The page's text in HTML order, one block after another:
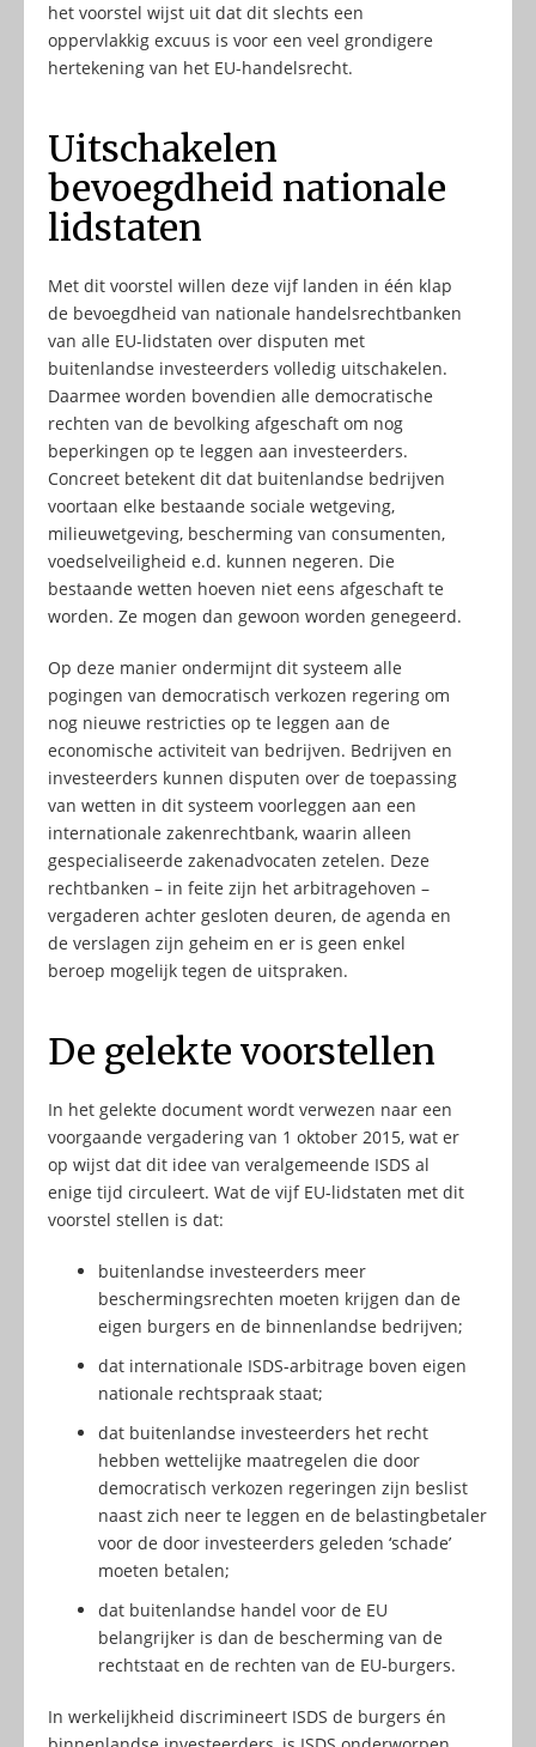
het voorstel wijst uit dat dit slechts een
oppervlakkig excuus is voor een veel grondigere
hertekening van het EU-handelsrecht.
Uitschakelen
bevoegdheid nationale
lidstaten
Met dit voorstel willen deze vijf landen in één klap
de bevoegdheid van nationale handelsrechtbanken
van alle EU-lidstaten over disputen met
buitenlandse investeerders volledig uitschakelen.
Daarmee worden bovendien alle democratische
rechten van de bevolking afgeschaft om nog
beperkingen op te leggen aan investeerders.
Concreet betekent dit dat buitenlandse bedrijven
voortaan elke bestaande sociale wetgeving,
milieuwetgeving, bescherming van consumenten,
voedselveiligheid e.d. kunnen negeren. Die
bestaande wetten hoeven niet eens afgeschaft te
worden. Ze mogen dan gewoon worden genegeerd.
Op deze manier ondermijnt dit systeem alle
pogingen van democratisch verkozen regering om
nog nieuwe restricties op te leggen aan de
economische activiteit van bedrijven. Bedrijven en
investeerders kunnen disputen over de toepassing
van wetten in dit systeem voorleggen aan een
internationale zakenrechtbank, waarin alleen
gespecialiseerde zakenadvocaten zetelen. Deze
rechtbanken – in feite zijn het arbitragehoven –
vergaderen achter gesloten deuren, de agenda en
de verslagen zijn geheim en er is geen enkel
beroep mogelijk tegen de uitspraken.
De gelekte voorstellen
In het gelekte document wordt verwezen naar een
voorgaande vergadering van 1 oktober 2015, wat er
op wijst dat dit idee van veralgemeende ISDS al
enige tijd circuleert. Wat de vijf EU-lidstaten met dit
voorstel stellen is dat:
buitenlandse investeerders meer
beschermingsrechten moeten krijgen dan de
eigen burgers en de binnenlandse bedrijven;
dat internationale ISDS-arbitrage boven eigen
nationale rechtspraak staat;
dat buitenlandse investeerders het recht
hebben wettelijke maatregelen die door
democratisch verkozen regeringen zijn beslist
naast zich neer te leggen en de belastingbetaler
voor de door investeerders geleden ‘schade’
moeten betalen;
dat buitenlandse handel voor de EU
belangrijker is dan de bescherming van de
rechtstaat en de rechten van de EU-burgers.
In werkelijkheid discrimineert ISDS de burgers én